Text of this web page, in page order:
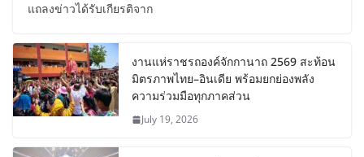
แถลงข่าวได้รับเกียรติจาก
งานแห่ราชรถองค์จักกานาถ 2569 สะท้อน
มิตรภาพไทย–อินเดีย พร้อมยกย่องพลัง
ความร่วมมือทุกภาคส่วน
July 19, 2026